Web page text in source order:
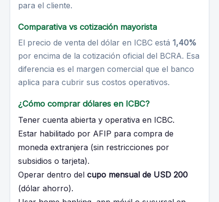
para el cliente.
Comparativa vs cotización mayorista
El precio de venta del dólar en ICBC está 1,40%
por encima de la cotización oficial del BCRA. Esa
diferencia es el margen comercial que el banco
aplica para cubrir sus costos operativos.
¿Cómo comprar dólares en ICBC?
Tener cuenta abierta y operativa en ICBC.
Estar habilitado por AFIP para compra de
moneda extranjera (sin restricciones por
subsidios o tarjeta).
Operar dentro del cupo mensual de USD 200
(dólar ahorro).